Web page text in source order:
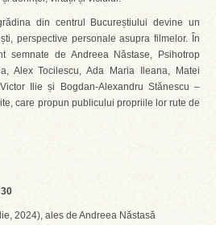
din centrul Bucureștiului devine un
perspective personale asupra filmelor. În
semnate de Andreea Năstase, Psihotrop
Alex Tocilescu, Ada Maria Ileana, Matei
Ilie și Bogdan-Alexandru Stănescu –
care propun publicului propriile lor rute de
2024), ales de Andreea Năstasă